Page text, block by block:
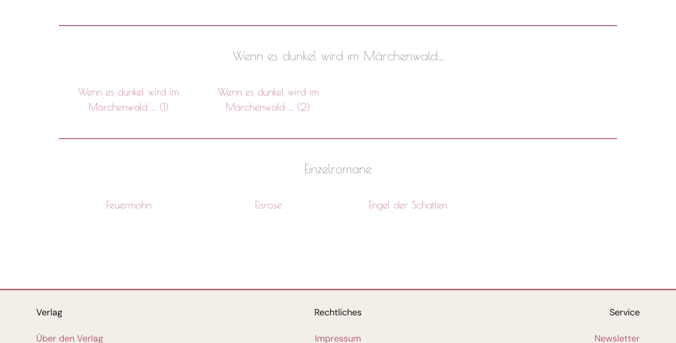
Wenn es dunkel wird im Märchenwald…
Wenn es dunkel wird im
Märchenwald … (1)
Wenn es dunkel wird im
Märchenwald … (2)
Einzelromane
Feuermohn Eisrose Engel der Schatten
Verlag
Über den Verlag
Rechtliches
Impressum
Service
Newsletter